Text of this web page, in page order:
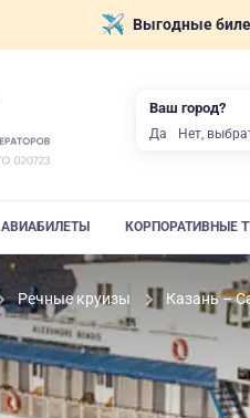
Выгодные
АВИАБИЛЕТЫ КОРПОРАТИВНЫЕ
Речные круизы Казань –
Ваш город?
Да Нет,